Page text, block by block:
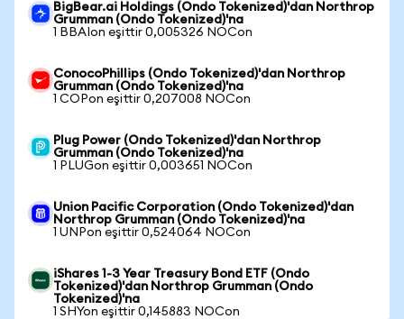
BigBear.ai Holdings (Ondo Tokenized)'dan Northrop
Grumman (Ondo Tokenized)'na
1 BBAIon eşittir 0,005326 NOCon
ConocoPhillips (Ondo Tokenized)'dan Northrop
Grumman (Ondo Tokenized)'na
1 COPon eşittir 0,207008 NOCon
Plug Power (Ondo Tokenized)'dan Northrop
Grumman (Ondo Tokenized)'na
1 PLUGon eşittir 0,003651 NOCon
Union Pacific Corporation (Ondo Tokenized)'dan
Northrop Grumman (Ondo Tokenized)'na
1 UNPon eşittir 0,524064 NOCon
iShares 1-3 Year Treasury Bond ETF (Ondo
Tokenized)'dan Northrop Grumman (Ondo
Tokenized)'na
1 SHYon eşittir 0,145883 NOCon